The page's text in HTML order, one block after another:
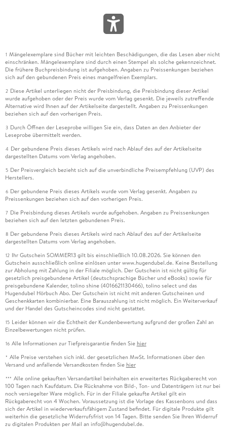
1 Mängelexemplare sind Bücher mit leichten Beschädigungen, die das Lesen aber nicht
einschränken. Mängelexemplare sind durch einen Stempel als solche gekennzeichnet.
Die frühere Buchpreisbindung ist aufgehoben. Angaben zu Preissenkungen beziehen
sich auf den gebundenen Preis eines mangelfreien Exemplars.
2 Diese Artikel unterliegen nicht der Preisbindung, die Preisbindung dieser Artikel
wurde aufgehoben oder der Preis wurde vom Verlag gesenkt. Die jeweils zutreffende
Alternative wird Ihnen auf der Artikelseite dargestellt. Angaben zu Preissenkungen
beziehen sich auf den vorherigen Preis.
3 Durch Öffnen der Leseprobe willigen Sie ein, dass Daten an den Anbieter der
Leseprobe übermittelt werden.
4 Der gebundene Preis dieses Artikels wird nach Ablauf des auf der Artikelseite
dargestellten Datums vom Verlag angehoben.
5 Der Preisvergleich bezieht sich auf die unverbindliche Preisempfehlung (UVP) des
Herstellers.
6 Der gebundene Preis dieses Artikels wurde vom Verlag gesenkt. Angaben zu
Preissenkungen beziehen sich auf den vorherigen Preis.
7 Die Preisbindung dieses Artikels wurde aufgehoben. Angaben zu Preissenkungen
beziehen sich auf den letzten gebundenen Preis.
8 Der gebundene Preis dieses Artikels wird nach Ablauf des auf der Artikelseite
dargestellten Datums vom Verlag angehoben.
12 Ihr Gutschein SOMMER13 gilt bis einschließlich 10.08.2026. Sie können den
Gutschein ausschließlich online einlösen unter www.hugendubel.de. Keine Bestellung
zur Abholung mit Zahlung in der Filiale möglich. Der Gutschein ist nicht gültig für
gesetzlich preisgebundene Artikel (deutschsprachige Bücher und eBooks) sowie für
preisgebundene Kalender, tolino shine (4016621130466), tolino select und das
Hugendubel Hörbuch Abo. Der Gutschein ist nicht mit anderen Gutscheinen und
Geschenkkarten kombinierbar. Eine Barauszahlung ist nicht möglich. Ein Weiterverkauf
und der Handel des Gutscheincodes sind nicht gestattet.
15 Leider können wir die Echtheit der Kundenbewertung aufgrund der großen Zahl an
Einzelbewertungen nicht prüfen.
16 Alle Informationen zur Tiefpreisgarantie finden Sie hier
* Alle Preise verstehen sich inkl. der gesetzlichen MwSt. Informationen über den
Versand und anfallende Versandkosten finden Sie hier
*** Alle online gekauften Versandartikel beinhalten ein erweitertes Rückgaberecht von
100 Tagen nach Kaufdatum. Die Rücknahme von Bild-, Ton- und Datenträgern ist nur bei
noch versiegelter Ware möglich. Für in der Filiale gekaufte Artikel gilt ein
Rückgaberecht von 4 Wochen. Voraussetzung ist die Vorlage des Kassenbons und dass
sich der Artikel in wiederverkaufsfähigem Zustand befindet. Für digitale Produkte gilt
weiterhin die gesetzliche Widerrufsfrist von 14 Tagen. Bitte senden Sie Ihren Widerruf
zu digitalen Produkten per Mail an info@hugendubel.de.